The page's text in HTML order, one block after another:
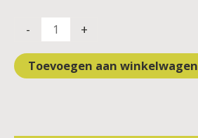
- +
Toevoegen aan winkelwagen